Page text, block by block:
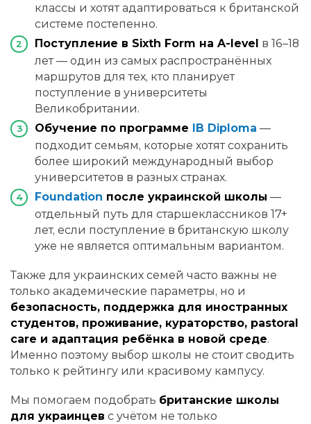
классы и хотят адаптироваться к британской
системе постепенно.
Поступление в Sixth Form на A-level в 16–18
лет — один из самых распространённых
маршрутов для тех, кто планирует
поступление в университеты
Великобритании.
Обучение по программе IB Diploma —
подходит семьям, которые хотят сохранить
более широкий международный выбор
университетов в разных странах.
Foundation после украинской школы —
отдельный путь для старшеклассников 17+
лет, если поступление в британскую школу
уже не является оптимальным вариантом.
Также для украинских семей часто важны не
только академические параметры, но и
безопасность, поддержка для иностранных
студентов, проживание, кураторство, pastoral
care и адаптация ребёнка в новой среде.
Именно поэтому выбор школы не стоит сводить
только к рейтингу или красивому кампусу.
Мы помогаем подобрать британские школы
для украинцев с учётом не только